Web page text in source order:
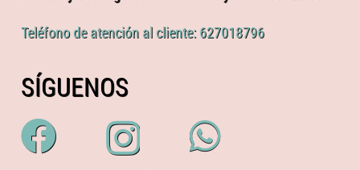
Teléfono de atención al cliente: 627018796
SÍGUENOS